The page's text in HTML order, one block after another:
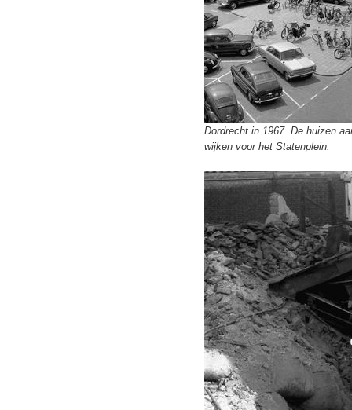
Dordrecht in 1967. De huizen
wijken voor het Statenplein.